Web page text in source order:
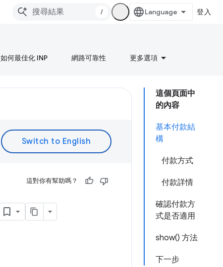
/ 登入
如何最佳化 INP 網路可靠性 更多選項
這個頁面中
的內容
基本付款結
構
付款方式
付款詳情
確認付款方
式是否適用
show() 方法
下一步
這對你有幫助嗎？